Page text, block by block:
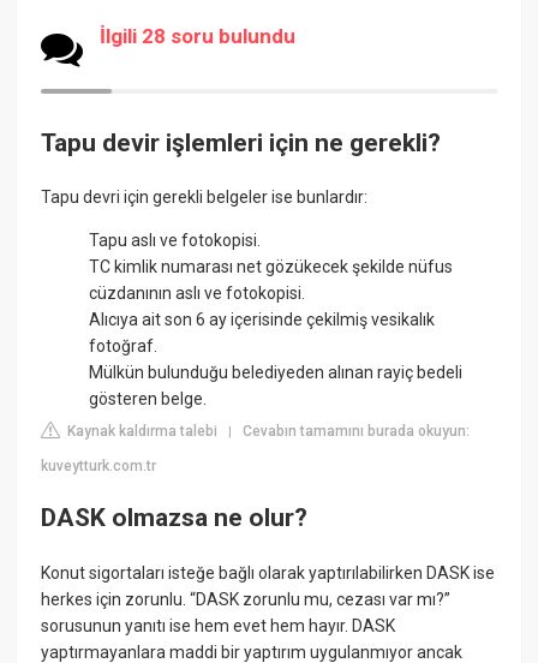
İlgili 28 soru bulundu
Tapu devir işlemleri için ne gerekli?
Tapu devri için gerekli belgeler ise bunlardır:
Tapu aslı ve fotokopisi.
TC kimlik numarası net gözükecek şekilde nüfus
cüzdanının aslı ve fotokopisi.
Alıcıya ait son 6 ay içerisinde çekilmiş vesikalık
fotoğraf.
Mülkün bulunduğu belediyeden alınan rayiç bedeli
gösteren belge.
Kaynak kaldırma talebi |Cevabın tamamını burada okuyun:
kuveytturk.com.tr
DASK olmazsa ne olur?
Konut sigortaları isteğe bağlı olarak yaptırılabilirken DASK ise
herkes için zorunlu. “DASK zorunlu mu, cezası var mı?”
sorusunun yanıtı ise hem evet hem hayır. DASK
yaptırmayanlara maddi bir yaptırım uygulanmıyor ancak